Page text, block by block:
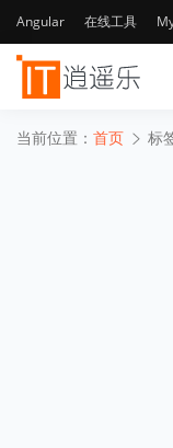
Angular 在线工具
当前位置： 首页 标